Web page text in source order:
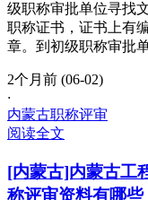
级职称审批单位寻找
职称证书，证书上有
章。到初级职称审批
2个月前 (06-02)
·
内蒙古职称评审
阅读全文
[内蒙古]内蒙古工
称评审资料有哪些